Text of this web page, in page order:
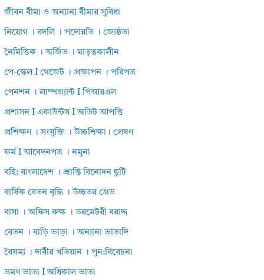
জীবন বীমা ও অন্যান্য বীমার সুবিধা
নিয়োগ । বদলি । পদোন্নতি । জ্যেষ্ঠতা
নৈমিত্তিক । অর্জিত । মাতৃত্বকালীন
পে-স্কেল I গেজেট । প্রজ্ঞাপন । পরিপত্র
পেনশন । লাম্পগ্র্যান্ট I পিআরএল
প্রশাসন I একাউন্টস I অডিট আপত্তি
প্রশিক্ষণ । সংযুক্তি । উচ্চশিক্ষা। প্রেষণ
ফর্ম I আবেদনপত্র । নমুনা
বহি: বাংলাদেশ । শ্রান্তি বিনোদন ছুটি
বার্ষিক বেতন বৃদ্ধি । উচ্চতর গ্রেড
বাসা । অফিস কক্ষ । ডরমেটরী বরাদ্দ
বেতন । বাড়ি ভাড়া । অন্যান্য ভাতাদি
বৈষম্য । দাবীর খতিয়ান । পুন:বিবেচনা
ভ্রমণ ভাতা I অধিকাল ভাতা